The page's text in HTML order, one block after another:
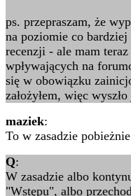
ps. przepraszam, że
na poziomie co
recenzji - ale mam
wpływających na
się w obowiązku
założyłem, więc
maziek:
To w zasadzie
Q:
W zasadzie albo
"Wstępu", albo